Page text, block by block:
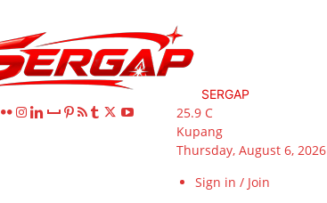
SERGAP
25.9 C
Kupang
Thursday, August 6, 2026
Sign in / Join